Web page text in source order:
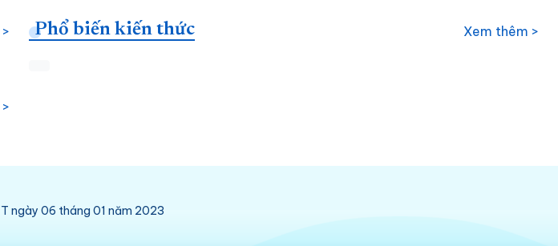
Phổ biến kiến thức Xem thêm >
ngày 06 tháng 01 năm 2023